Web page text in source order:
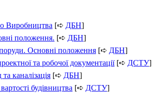
Виробництва [➪ ДБН]
положення. [➪ ДБН]
Основні положення [➪ ДБН]
та робочої документації[➪ ДСТУ]
каналізація [➪ ДБН]
будівництва [➪ ДСТУ]